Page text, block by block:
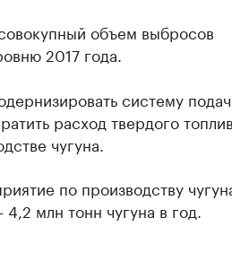
объем выбросов
2017 года.
систему
расход твердого
чугуна.
по производству
млн тонн чугуна в год.